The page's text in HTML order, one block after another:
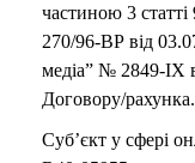
частиною 3
270/96-ВР від
медіа” № 2849-IX
Договору/рахунка.
Суб’єкт у сфері